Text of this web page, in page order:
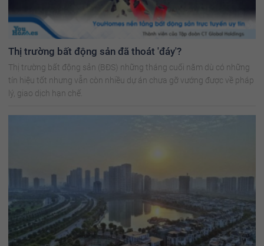
Thị trường bất động sản đã thoát 'đáy'?
Thị trường bất động sản (BĐS) những tháng cuối năm dù có những
tín hiệu tốt nhưng vẫn còn nhiều dự án chưa gỡ vướng được về pháp
lý, giao dịch hạn chế.